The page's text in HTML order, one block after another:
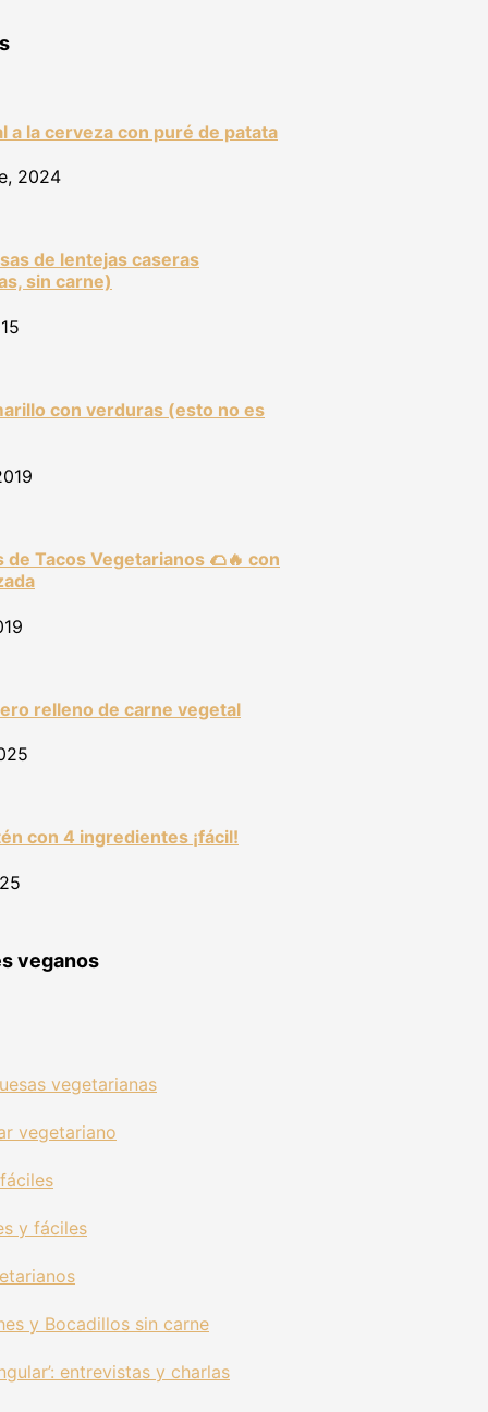
a la cerveza con puré de patata
2024
de lentejas caseras
sin carne)
con verduras (esto no es
de Tacos Vegetarianos 🌮🔥 con
relleno de carne vegetal
con 4 ingredientes ¡fácil!
veganos
vegetarianas
vegetariano
y fáciles
y Bocadillos sin carne
entrevistas y charlas